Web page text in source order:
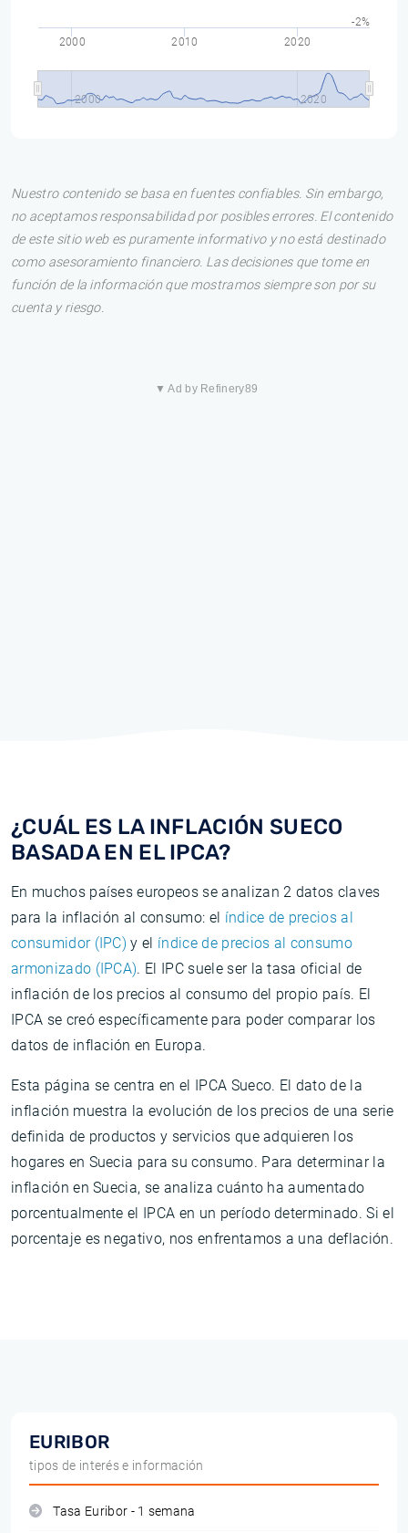
2000 2010 2020
2000 2020
-2%
Nuestro contenido se basa en fuentes confiables. Sin embargo,
no aceptamos responsabilidad por posibles errores. El contenido
de este sitio web es puramente informativo y no está destinado
como asesoramiento financiero. Las decisiones que tome en
función de la información que mostramos siempre son por su
cuenta y riesgo.
▼ Ad by Refinery89
¿CUÁL ES LA INFLACIÓN SUECO
BASADA EN EL IPCA?
En muchos países europeos se analizan 2 datos claves
para la inflación al consumo: el índice de precios al
consumidor (IPC) y el índice de precios al consumo
armonizado (IPCA). El IPC suele ser la tasa oficial de
inflación de los precios al consumo del propio país. El
IPCA se creó específicamente para poder comparar los
datos de inflación en Europa.
Esta página se centra en el IPCA Sueco. El dato de la
inflación muestra la evolución de los precios de una serie
definida de productos y servicios que adquieren los
hogares en Suecia para su consumo. Para determinar la
inflación en Suecia, se analiza cuánto ha aumentado
porcentualmente el IPCA en un período determinado. Si el
porcentaje es negativo, nos enfrentamos a una deflación.
EURIBOR
tipos de interés e información
Tasa Euribor - 1 semana